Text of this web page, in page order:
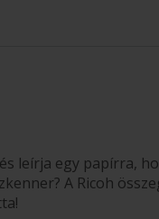
leírja egy papírra,
A Ricoh